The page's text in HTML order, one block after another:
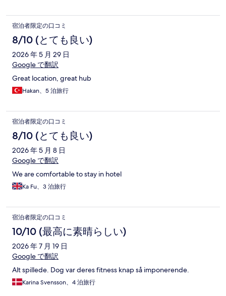
宿泊者限定の口コミ
8/10 (とても良い)
2026 年 5 月 29 日
Google で翻訳
Great location, great hub
Hakan、5 泊旅行
宿泊者限定の口コミ
8/10 (とても良い)
2026 年 5 月 8 日
Google で翻訳
We are comfortable to stay in hotel
Ka Fu、3 泊旅行
宿泊者限定の口コミ
10/10 (最高に素晴らしい)
2026 年 7 月 19 日
Google で翻訳
Alt spillede. Dog var deres fitness knap så imponerende.
Karina Svensson、4 泊旅行